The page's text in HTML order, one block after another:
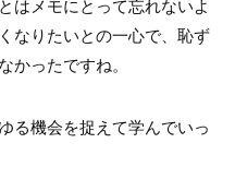
はメモにとって忘れないよ
なりたいとの一心で、恥ず
かったですね。
機会を捉えて学んでいっ